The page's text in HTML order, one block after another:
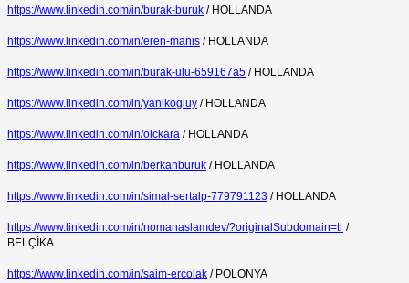
https://www.linkedin.com/in/burak-buruk / HOLLANDA
https://www.linkedin.com/in/eren-manis / HOLLANDA
https://www.linkedin.com/in/burak-ulu-659167a5 / HOLLANDA
https://www.linkedin.com/in/yanikogluy / HOLLANDA
https://www.linkedin.com/in/olckara / HOLLANDA
https://www.linkedin.com/in/berkanburuk / HOLLANDA
https://www.linkedin.com/in/simal-sertalp-779791123 / HOLLANDA
https://www.linkedin.com/in/nomanaslamdev/?originalSubdomain=tr /
BELÇİKA
https://www.linkedin.com/in/saim-ercolak / POLONYA